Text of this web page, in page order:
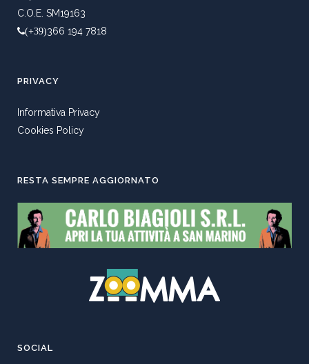
C.O.E. SM19163
(+39)366 194 7818
PRIVACY
Informativa Privacy
Cookies Policy
RESTA SEMPRE AGGIORNATO
SOCIAL